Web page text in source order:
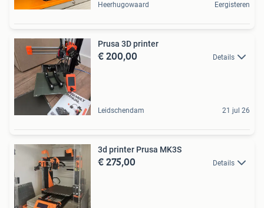
Heerhugowaard Eergisteren
Prusa 3D printer
€ 200,00 Details
Leidschendam 21 jul 26
3d printer Prusa MK3S
€ 275,00 Details